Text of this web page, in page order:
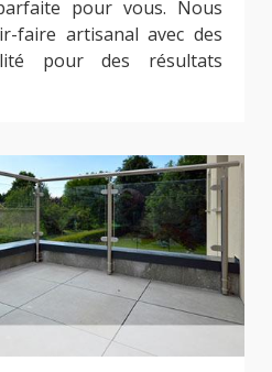
pour vous. Nous
faire artisanal avec des
pour des résultats